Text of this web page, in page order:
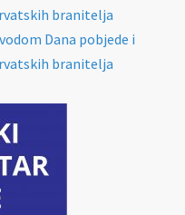
branitelja
Dana pobjede i
branitelja